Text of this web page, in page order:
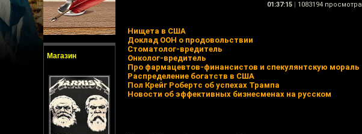
Магазин
01:37:15 | 1083194 просмотра
Нищета в США
Доклад ООН о продовольствии
Стоматолог-вредитель
Онколог-вредитель
Про фармацевтов-финансистов и спекулянтскую мораль
Распределение богатств в США
Пол Крейг Робертс об успехах Трампа
Новости об эффективных бизнесменах на русском